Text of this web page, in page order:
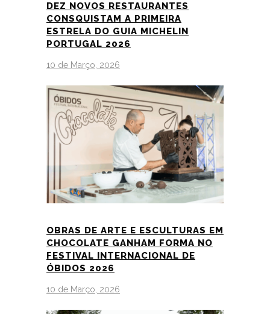
DEZ NOVOS RESTAURANTES
CONSQUISTAM A PRIMEIRA
ESTRELA DO GUIA MICHELIN
PORTUGAL 2026
10 de Março, 2026
OBRAS DE ARTE E ESCULTURAS EM
CHOCOLATE GANHAM FORMA NO
FESTIVAL INTERNACIONAL DE
ÓBIDOS 2026
10 de Março, 2026